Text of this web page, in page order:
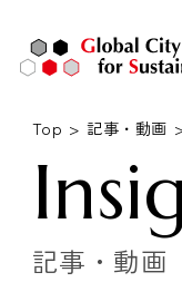
Top 記事・動画
記事・動画